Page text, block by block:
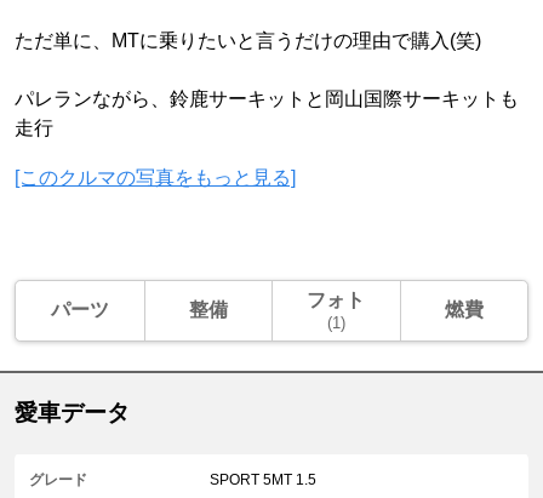
ただ単に、MTに乗りたいと言うだけの理由で購入(笑)
パレランながら、鈴鹿サーキットと岡山国際サーキットも
走行
[このクルマの写真をもっと見る]
パーツ 整備 フォト
(1)
燃費
愛車データ
グレード SPORT 5MT 1.5